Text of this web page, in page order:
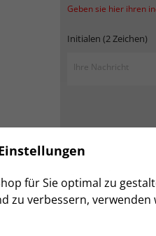
für Sie optimal zu
zu verbessern, verwenden
Geben sie hier ihren
Initialen (2 Zeichen)